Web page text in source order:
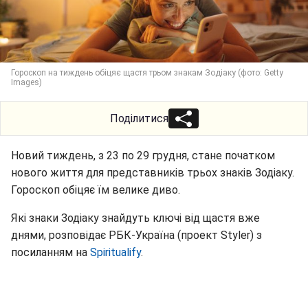
Гороскоп на тиждень обіцяє щастя трьом знакам Зодіаку (фото: Getty
Images)
Поділитися
Новий тиждень, з 23 по 29 грудня, стане початком
нового життя для представників трьох знаків Зодіаку.
Гороскоп обіцяє їм велике диво.
Які знаки Зодіаку знайдуть ключі від щастя вже
днями, розповідає РБК-Україна (проект Styler) з
посиланням на Spiritualify.